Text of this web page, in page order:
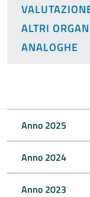
ALTRI
ANALOGHE
Anno 2025
Anno 2024
Anno 2023